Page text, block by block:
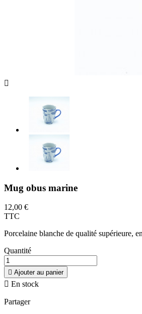

Mug obus marine
12,00 €
TTC
Porcelaine blanche de qualité supérieure,
Quantité
 Ajouter au panier
 En stock
Partager